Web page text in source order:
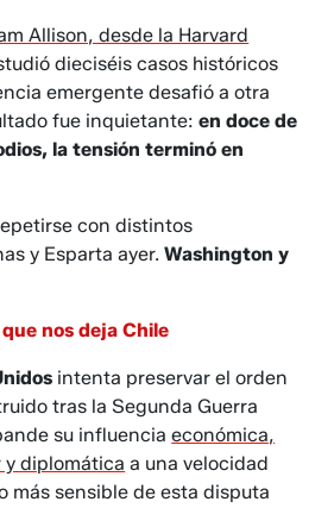
Allison, desde la Harvard
dieciséis casos históricos
emergente desafió a otra
fue inquietante:en doce de
la tensión terminó en
con distintos
y Esparta ayer.Washington y
nos deja Chile
intenta preservar el orden
tras la Segunda Guerra
su influenciaeconómica,
diplomática a una velocidad
más sensible de esta disputa